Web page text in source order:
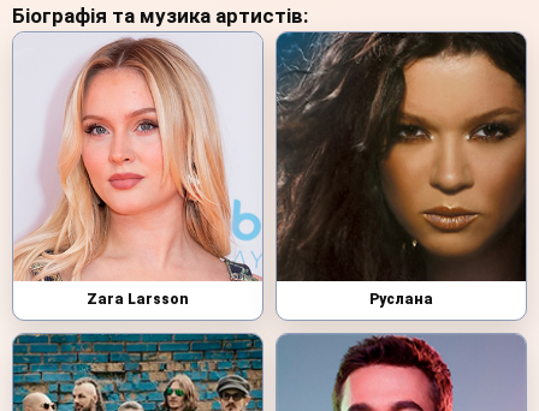
Біографія та музика артистів:
Zara Larsson Руслана